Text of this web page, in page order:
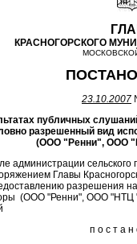
КРАСНОГОРСКОГО
23.10.2007
публичных
разрешенный вид
(ООО "Ренни", ООО
администрации
Главы
разрешения
(ООО "Ренни", ООО "НТЦ
п о с т а